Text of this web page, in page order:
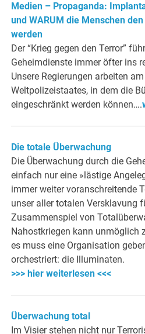
Medien – Propaganda:
und WARUM die Menschen
werden
Der “Krieg gegen den Terror”
Geheimdienste immer öfter ins
Unsere Regierungen arbeiten
Weltpolizeistaates, in dem die
eingeschränkt werden können….
Die totale Überwachung
Die Überwachung durch die
einfach nur eine »lästige
immer weiter voranschreitende
unser aller totalen Versklavung
Zusammenspiel von
Nahostkriegen kann unmöglich
es muss eine Organisation
orchestriert: die Illuminaten.
>>> hier weiterlesen <<<
Überwachung total
Im Visier stehen nicht nur